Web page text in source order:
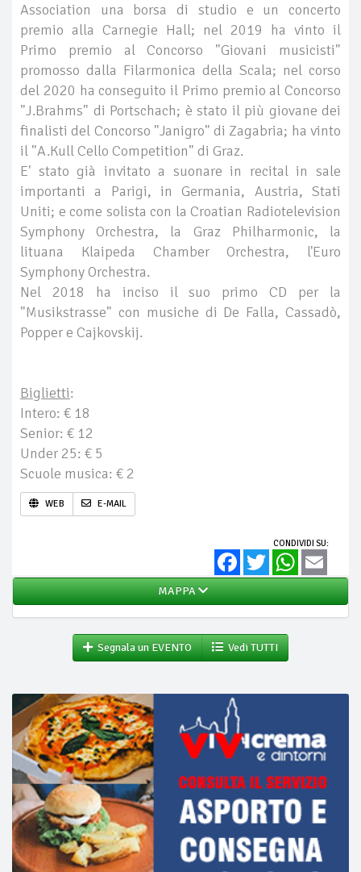
Association una borsa di studio e un concerto
premio alla Carnegie Hall; nel 2019 ha vinto il
Primo premio al Concorso "Giovani musicisti"
promosso dalla Filarmonica della Scala; nel corso
del 2020 ha conseguito il Primo premio al Concorso
"J.Brahms" di Portschach; è stato il più giovane dei
finalisti del Concorso "Janigro" di Zagabria; ha vinto
il "A.Kull Cello Competition" di Graz.
E' stato già invitato a suonare in recital in sale
importanti a Parigi, in Germania, Austria, Stati
Uniti; e come solista con la Croatian Radiotelevision
Symphony Orchestra, la Graz Philharmonic, la
lituana Klaipeda Chamber Orchestra, l'Euro
Symphony Orchestra.
Nel 2018 ha inciso il suo primo CD per la
"Musikstrasse" con musiche di De Falla, Cassadò,
Popper e Cajkovskij.
Biglietti:
Intero: € 18
Senior: € 12
Under 25: € 5
Scuole musica: € 2
WEB E-MAIL
CONDIVIDI SU:
FacebookTwitter WhatsApp
MAPPA
Segnala un EVENTO Vedi TUTTI